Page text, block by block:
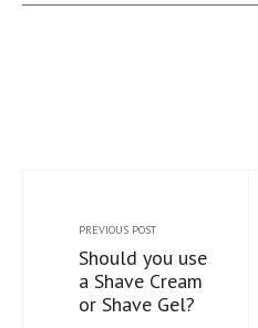
PREVIOUS POST
Should you use
a Shave Cream
or Shave Gel?